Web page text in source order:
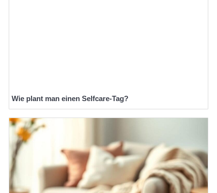
Wie plant man einen Selfcare-Tag?